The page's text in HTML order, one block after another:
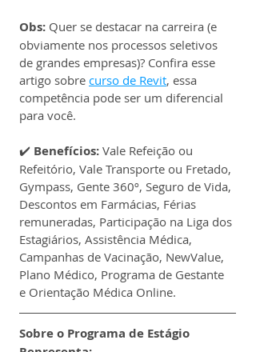
Obs: Quer se destacar na carreira (e
obviamente nos processos seletivos
de grandes empresas)? Confira esse
artigo sobre curso de Revit, essa
competência pode ser um diferencial
para você.
✔️ Benefícios: Vale Refeição ou
Refeitório, Vale Transporte ou Fretado,
Gympass, Gente 360º, Seguro de Vida,
Descontos em Farmácias, Férias
remuneradas, Participação na Liga dos
Estagiários, Assistência Médica,
Campanhas de Vacinação, NewValue,
Plano Médico, Programa de Gestante
e Orientação Médica Online.
Sobre o Programa de Estágio